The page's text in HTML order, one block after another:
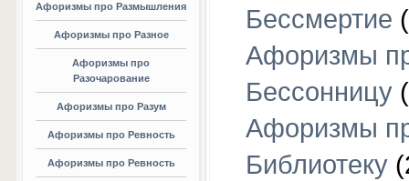
Афоризмы про Размышления
Афоризмы про Разное
Афоризмы про
Разочарование
Афоризмы про Разум
Афоризмы про Ревность
Афоризмы про Ревность
Бессмертие
Афоризмы
Бессонницу
Афоризмы
Библиотеку